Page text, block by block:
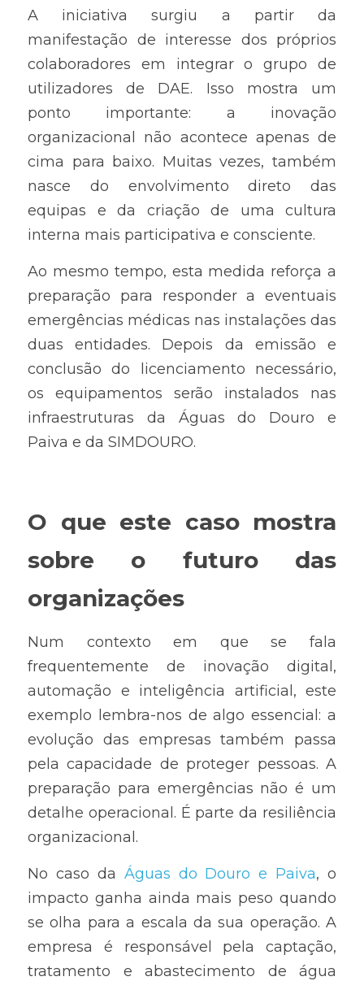
A iniciativa surgiu a partir da
manifestação de interesse dos próprios
colaboradores em integrar o grupo de
utilizadores de DAE. Isso mostra um
ponto importante: a inovação
organizacional não acontece apenas de
cima para baixo. Muitas vezes, também
nasce do envolvimento direto das
equipas e da criação de uma cultura
interna mais participativa e consciente.
Ao mesmo tempo, esta medida reforça a
preparação para responder a eventuais
emergências médicas nas instalações das
duas entidades. Depois da emissão e
conclusão do licenciamento necessário,
os equipamentos serão instalados nas
infraestruturas da Águas do Douro e
Paiva e da SIMDOURO.
O que este caso mostra
sobre o futuro das
organizações
Num contexto em que se fala
frequentemente de inovação digital,
automação e inteligência artificial, este
exemplo lembra-nos de algo essencial: a
evolução das empresas também passa
pela capacidade de proteger pessoas. A
preparação para emergências não é um
detalhe operacional. É parte da resiliência
organizacional.
No caso da Águas do Douro e Paiva, o
impacto ganha ainda mais peso quando
se olha para a escala da sua operação. A
empresa é responsável pela captação,
tratamento e abastecimento de água